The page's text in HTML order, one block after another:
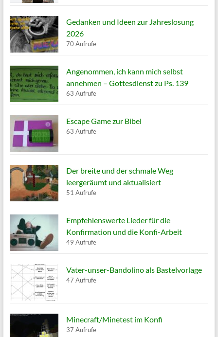
Gedanken und Ideen zur Jahreslosung
2026
70 Aufrufe
Angenommen, ich kann mich selbst
annehmen – Gottesdienst zu Ps. 139
63 Aufrufe
Escape Game zur Bibel
63 Aufrufe
Der breite und der schmale Weg
leergeräumt und aktualisiert
51 Aufrufe
Empfehlenswerte Lieder für die
Konfirmation und die Konfi-Arbeit
49 Aufrufe
Vater-unser-Bandolino als Bastelvorlage
47 Aufrufe
Minecraft/Minetest im Konfi
37 Aufrufe